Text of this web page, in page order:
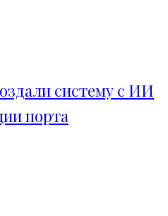
систему с ИИ
порта